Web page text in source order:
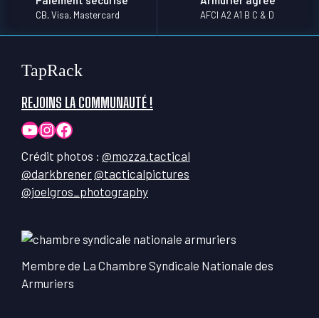
CB, Visa, Mastercard AFCI A2 A1 B C & D
TapRack
REJOINS LA COMMUNAUTÉ !
YouTube
Instagram
Facebook
Crédit photos : @mozza.tactical
@darkbrener@tacticalpictures
@joelgros_photography
Membre de La Chambre Syndicale Nationale des
Armuriers